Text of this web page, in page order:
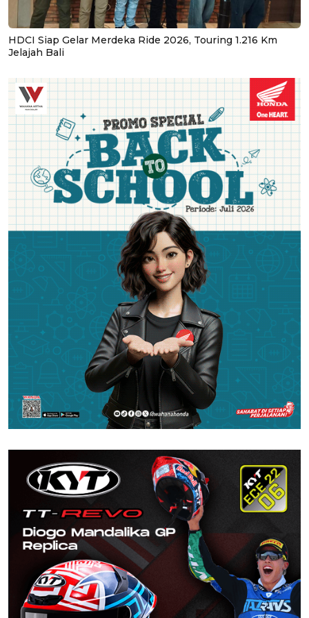
HDCI Siap Gelar Merdeka Ride 2026, Touring 1.216 Km
Jelajah Bali